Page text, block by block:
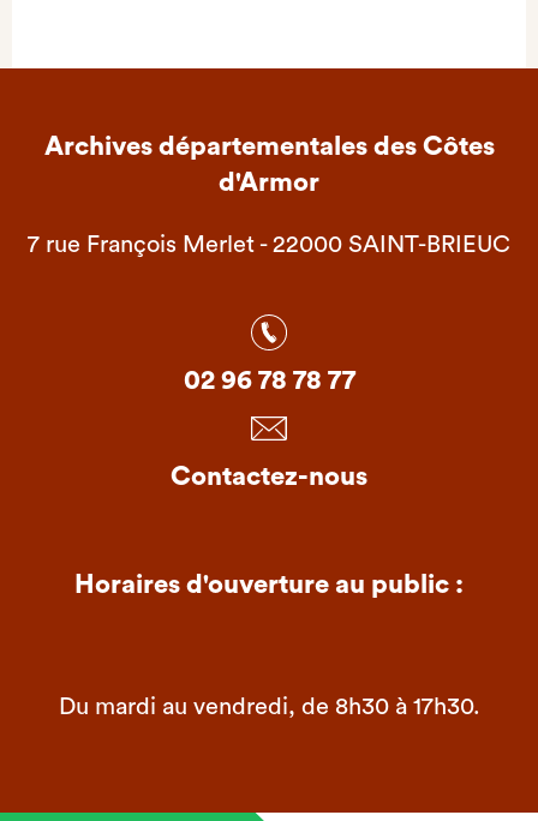
Archives départementales des Côtes
d'Armor
7 rue François Merlet - 22000 SAINT-BRIEUC
02 96 78 78 77
Contactez-nous
Horaires d'ouverture au public :
Du mardi au vendredi, de 8h30 à 17h30.